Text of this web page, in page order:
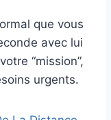
que vous
avec lui
“mission”,
urgents.